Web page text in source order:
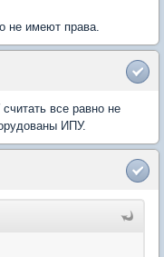
не имеют права.
все равно не
ИПУ.